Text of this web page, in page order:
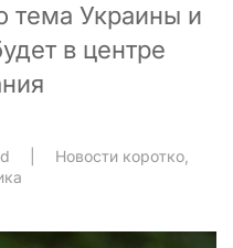
Украины и
в центре
Новости коротко,